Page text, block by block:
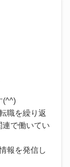
(^^)
職を繰り返
で働いてい
報を発信し